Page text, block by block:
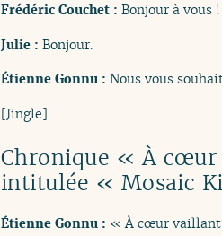
Frédéric Couchet : Bonjour à vous
Julie : Bonjour.
Étienne Gonnu : Nous vous
[Jingle]
Chronique « À
intitulée « Mosaic
Étienne Gonnu : « À cœur